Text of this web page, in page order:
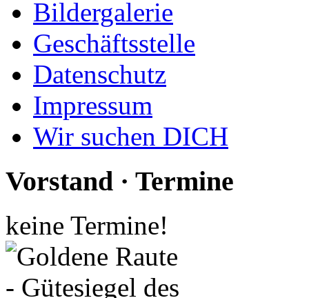
Bildergalerie
Geschäftsstelle
Datenschutz
Impressum
Wir suchen DICH
Vorstand · Termine
keine Termine!